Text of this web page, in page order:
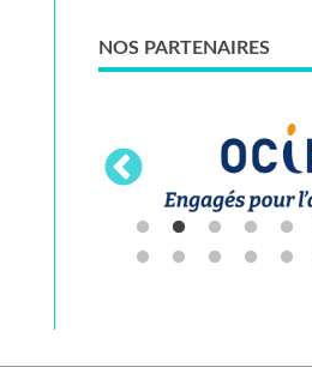
NOS PARTENAIRES